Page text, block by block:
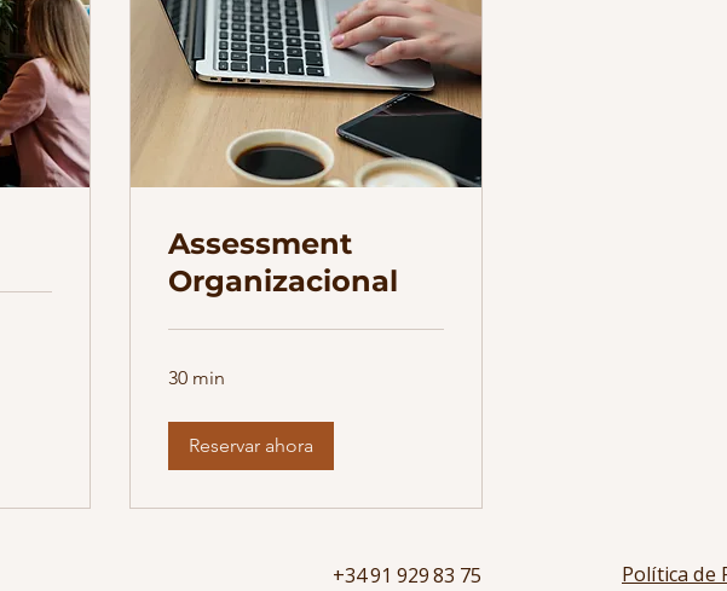
Assessment
Organizacional
30 min
Reservar ahora
Política de
+34 91 929 83 75